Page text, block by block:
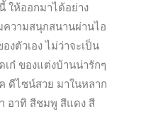
ให้ออกมาได้อย่าง
วามสนุกสนานผ่านไอ
งตัวเอง ไม่ว่าจะเป็น
ก๋ ของแต่งบ้านน่ารักๆ
ดีไซน์สวย มาในหลาก
อาทิ สีชมพู สีแดง สี